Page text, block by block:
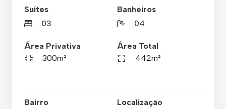
Suítes
03
Banheiros
04
Área Privativa
300m²
Área Total
442m²
Bairro
Localização